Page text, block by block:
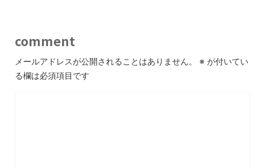
comment
メールアドレスが公開されることはありません。 ※ が付いてい
る欄は必須項目です